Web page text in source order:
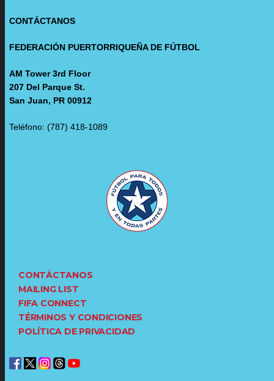
CONTÁCTANOS
FEDERACIÓN PUERTORRIQUEÑA DE FÚTBOL
AM Tower 3rd Floor
207 Del Parque St.
San Juan, PR 00912
Teléfono: (787) 418-1089
CONTÁCTANOS
MAILING LIST
FIFA CONNECT
TÉRMINOS Y CONDICIONES
POLÍTICA DE PRIVACIDAD